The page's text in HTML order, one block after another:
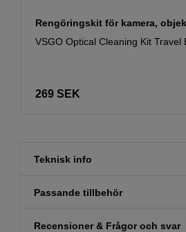
Rengöringskit för kamera,
VSGO Optical Cleaning Kit Travel
269 SEK
Teknisk info
Passande tillbehör
Recensioner & Frågor och svar